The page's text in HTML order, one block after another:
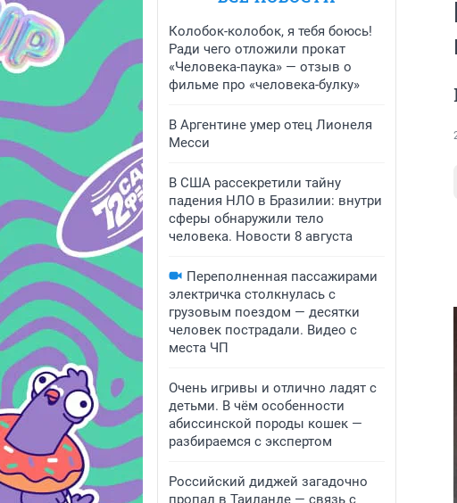
Колобок-колобок, я тебя боюсь!
Ради чего отложили прокат
«Человека-паука» — отзыв о
фильме про «человека-булку»
В Аргентине умер отец Лионеля
Месси
В США рассекретили тайну
падения НЛО в Бразилии: внутри
сферы обнаружили тело
человека. Новости 8 августа
Переполненная пассажирами
электричка столкнулась с
грузовым поездом — десятки
человек пострадали. Видео с
места ЧП
Очень игривы и отлично ладят с
детьми. В чём особенности
абиссинской породы кошек —
разбираемся с экспертом
Российский диджей загадочно
пропал в Таиланде — связь с